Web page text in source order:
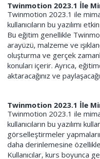
Twinmotion 2023.1 İle
Twinmotion 2023.1 ile
kullanıcıların bu yazılımı
Bu eğitim genellikle
arayüzü, malzeme ve
oluşturma ve gerçek
konuları içerir. Ayrıca,
aktaracağınız ve
Twinmotion 2023.1 İle
Twinmotion 2023.1 ile
kullanıcıların bu yazılımı
görselleştirmeler
daha derinlemesine
Kullanıcılar, kurs boyunca